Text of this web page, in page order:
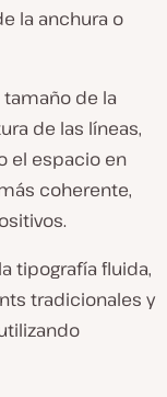
la anchura o
de la
de las líneas,
el espacio en
coherente,
tipografía fluida,
tradicionales y